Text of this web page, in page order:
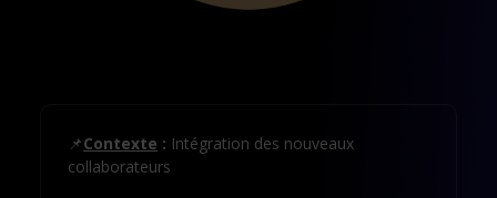
📌Contexte : Intégration des nouveaux
collaborateurs